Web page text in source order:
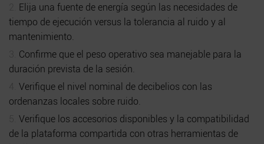
Elija una fuente de energía según las necesidades de
tiempo de ejecución versus la tolerancia al ruido y al
mantenimiento.
Confirme que el peso operativo sea manejable para la
duración prevista de la sesión.
Verifique el nivel nominal de decibelios con las
ordenanzas locales sobre ruido.
Verifique los accesorios disponibles y la compatibilidad
de la plataforma compartida con otras herramientas de